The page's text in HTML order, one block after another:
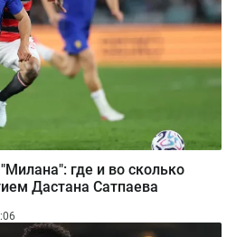
где и во сколько
Дастана Сатпаева